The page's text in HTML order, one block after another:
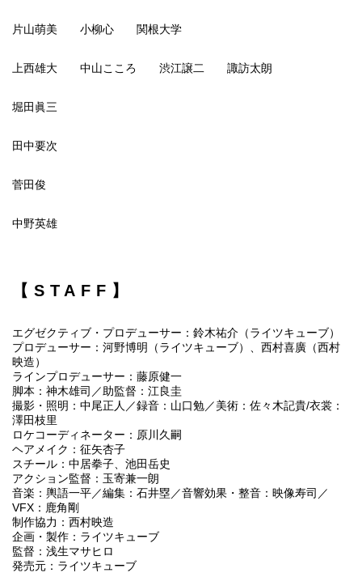
片山萌美 小柳心 関根大学
上西雄大 中山こころ 渋江譲二 諏訪太朗
堀田眞三
田中要次
菅田俊
中野英雄
【STAFF】
エグゼクティブ・プロデューサー：鈴木祐介（ライツキューブ）
プロデューサー：河野博明（ライツキューブ）、西村喜廣（西村
映造）
ラインプロデューサー：藤原健一
脚本：神木雄司／助監督：江良圭
撮影・照明：中尾正人／録音：山口勉／美術：佐々木記貴/衣裳：
澤田枝里
ロケコーディネーター：原川久嗣
ヘアメイク：征矢杏子
スチール：中居拳子、池田岳史
アクション監督：玉寄兼一朗
音楽：輿語一平／編集：石井塁／音響効果・整音：映像寿司／
VFX：鹿角剛
制作協力：西村映造
企画・製作：ライツキューブ
監督：浅生マサヒロ
発売元：ライツキューブ